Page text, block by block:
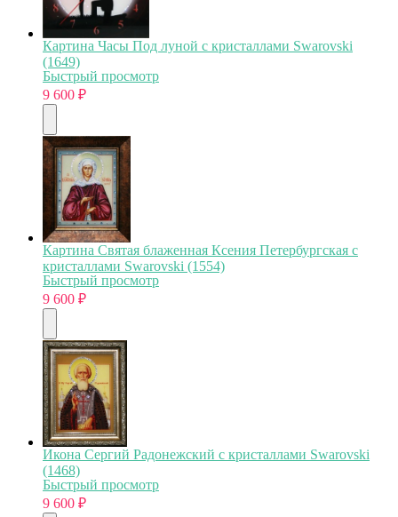
Картина Часы Под луной с кристаллами Swarovski
(1649)
Быстрый просмотр
9 600 ₽
Картина Святая блаженная Ксения Петербургская с
кристаллами Swarovski (1554)
Быстрый просмотр
9 600 ₽
Икона Сергий Радонежский с кристаллами Swarovski
(1468)
Быстрый просмотр
9 600 ₽